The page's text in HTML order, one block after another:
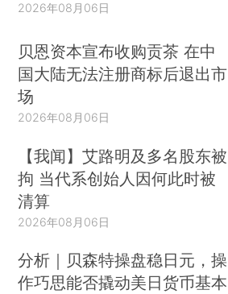
2026年08月06日
贝恩资本宣布收购贡茶 在中
国大陆无法注册商标后退出市
场
2026年08月06日
【我闻】艾路明及多名股东被
拘 当代系创始人因何此时被
清算
2026年08月06日
分析｜贝森特操盘稳日元，操
作巧思能否撬动美日货币基本